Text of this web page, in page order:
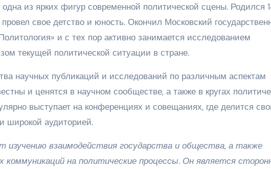
из ярких фигур современной политической сцены. Родился
свое детство и юность. Окончил Московский
и с тех пор активно занимается исследованием
текущей политической ситуации в стране.
научных публикаций и исследований по различным аспектам
и ценятся в научном сообществе, а также в кругах
выступает на конференциях и совещаниях, где делится
широкой аудиторией.
изучению взаимодействия государства и общества, а также
коммуникаций на политические процессы. Он является